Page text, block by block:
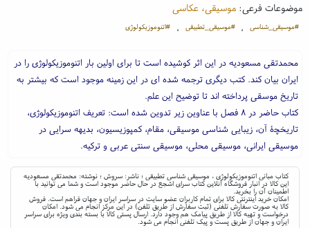
موضوعات فرعی:موسیقی، عکاسی
#موسیقی_شناسی ، #موسیقی_تطبیقی ، #اتنوموزیکولوژی
محمدتقی مسعودیه در این اثر کوشیده است تا برای اولین بار اتنوموزیکولوژی را در
ایران بیان کند. کتب دیگری ترجمه شده ای در این زمینه موجود است که بیشتر به
تاریخ موسقی پرداخته اند تا توضیح این علم.
کتاب حاضر در ۸ فصل با عناوین زیر تدوین شده است: تعریف اتنوموزیکولوژی،
تاریخچۀ آن، زیبایی شناسی موسیقی، مقام، کمپوزیسیون، بدیهه سرایی در
موسیقی ایرانی، موسیقی محلی، موسیقی سنتی عربی و ترکیه.
کتاب مبانی اتنوموزیکولوژی ، موسیقی شناسی تطبیقی ؛ ناشر: سروش ؛ نوشته: محمدتقی مسعودیه
این کالا در انبار فروشگاه آنلاین کتاب سرای اشجع در حال حاضر موجود است و شما می توانید با
اطمینان آن را بخرید.
امکان خرید اینترنتی کالا برای تمام کاربران عضو سایت در سراسر ایران و جهان فراهم است. فروش
کالا به صورت سفارش تلفنی (ثبت سفارش از طریق تلفن) در این مرکز انجام می شود. امکان
درخواست و تهیه کالا از طریق پیامک هم وجود دارد. ارسال پستی کالا با بسته بندی ویژه برای سراسر
ایران و جهان از طریق پست و پیک تلفنی انجام می شود.